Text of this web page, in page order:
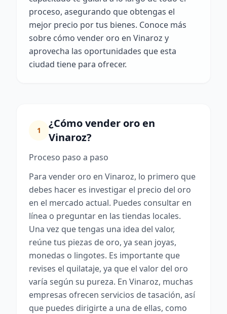
proceso, asegurando que obtengas el
mejor precio por tus bienes. Conoce más
sobre cómo vender oro en Vinaroz y
aprovecha las oportunidades que esta
ciudad tiene para ofrecer.
1
¿Cómo vender oro en
Vinaroz?
Proceso paso a paso
Para vender oro en Vinaroz, lo primero que
debes hacer es investigar el precio del oro
en el mercado actual. Puedes consultar en
línea o preguntar en las tiendas locales.
Una vez que tengas una idea del valor,
reúne tus piezas de oro, ya sean joyas,
monedas o lingotes. Es importante que
revises el quilataje, ya que el valor del oro
varía según su pureza. En Vinaroz, muchas
empresas ofrecen servicios de tasación, así
que puedes dirigirte a una de ellas, como